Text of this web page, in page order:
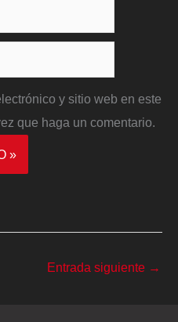
y sitio web en este
que haga un comentario.
Entrada siguiente →